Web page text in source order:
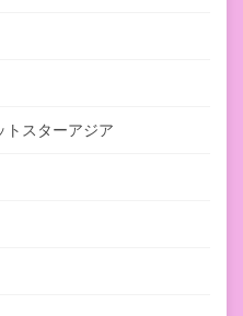
トスターアジア